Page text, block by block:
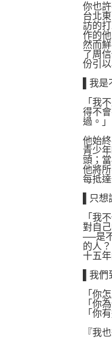
你也
台北
訪的
作的
然而
了周
份引
▌我
「我
得不
過。」
他始
青少
頭；
他將
每抵
▌只
「我
對自
──是
的人？
十五
▌我
「你
「你
「你
『我